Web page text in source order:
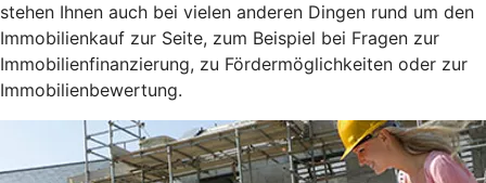
stehen Ihnen auch bei vielen anderen Dingen rund um den
Immobilienkauf zur Seite, zum Beispiel bei Fragen zur
Immobilienfinanzierung, zu Fördermöglichkeiten oder zur
Immobilienbewertung.